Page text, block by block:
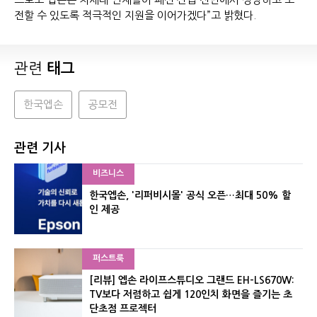
전할 수 있도록 적극적인 지원을 이어가겠다”고 밝혔다.
관련 태그
한국엡손 공모전
관련 기사
비즈니스
한국엡손, '리퍼비시몰' 공식 오픈…최대 50% 할
인 제공
퍼스트룩
[리뷰] 엡손 라이프스튜디오 그랜드 EH-LS670W:
TV보다 저렴하고 쉽게 120인치 화면을 즐기는 초
단초점 프로젝터